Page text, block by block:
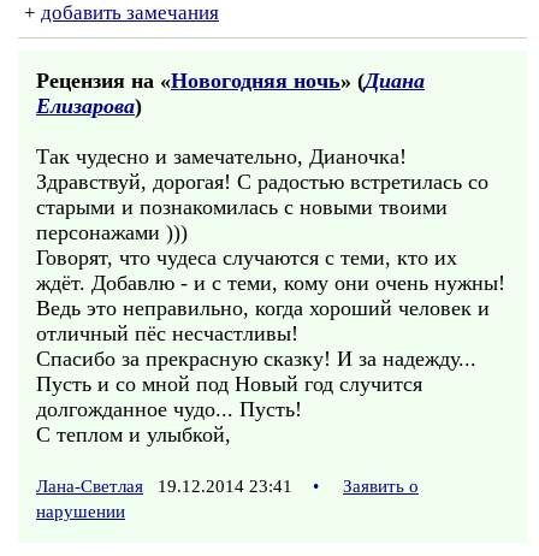
+ добавить замечания
Рецензия на «Новогодняя ночь» (Диана
Елизарова)
Так чудесно и замечательно, Дианочка!
Здравствуй, дорогая! С радостью встретилась со
старыми и познакомилась с новыми твоими
персонажами )))
Говорят, что чудеса случаются с теми, кто их
ждёт. Добавлю - и с теми, кому они очень нужны!
Ведь это неправильно, когда хороший человек и
отличный пёс несчастливы!
Спасибо за прекрасную сказку! И за надежду...
Пусть и со мной под Новый год случится
долгожданное чудо... Пусть!
С теплом и улыбкой,
Лана-Светлая 19.12.2014 23:41 •
Заявить о
нарушении